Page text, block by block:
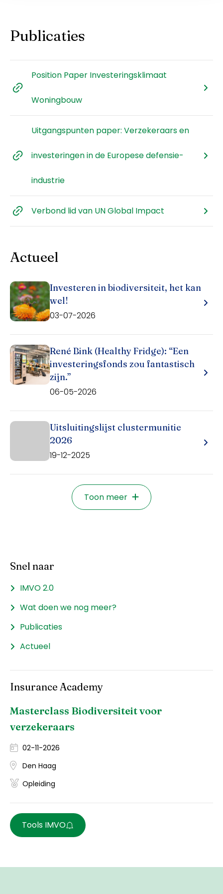
Publicaties
Position Paper Investeringsklimaat
Woningbouw
Uitgangspunten paper: Verzekeraars en
investeringen in de Europese defensie-
industrie
Verbond lid van UN Global Impact
Actueel
Investeren in biodiversiteit, het kan
wel!
03-07-2026
René Bink (Healthy Fridge): “Een
investeringsfonds zou fantastisch
zijn.”
06-05-2026
Uitsluitingslijst clustermunitie
2026
19-12-2025
Toon meer
Snel naar
IMVO 2.0
Wat doen we nog meer?
Publicaties
Actueel
Insurance Academy
Masterclass Biodiversiteit voor
verzekeraars
02-11-2026
Den Haag
Opleiding
Tools IMVO